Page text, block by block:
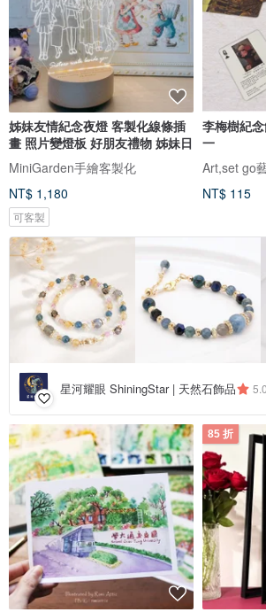
姊妹友情紀念夜燈 客製化線條插
畫 照片變燈板 好朋友禮物 姊妹日
MiniGarden手繪客製化
NT$ 1,180
可客製
李梅樹紀念館-
一
Art,set go
NT$ 115
星河耀眼 ShiningStar | 天然石飾品 5.0
85 折